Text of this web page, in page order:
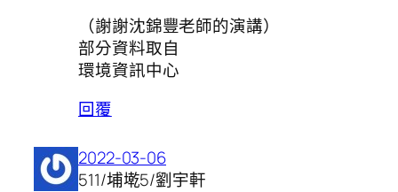
（謝謝沈錦豐老師的演講）
部分資料取自
環境資訊中心
回覆
2022-03-06
511/埔墘5/劉宇軒